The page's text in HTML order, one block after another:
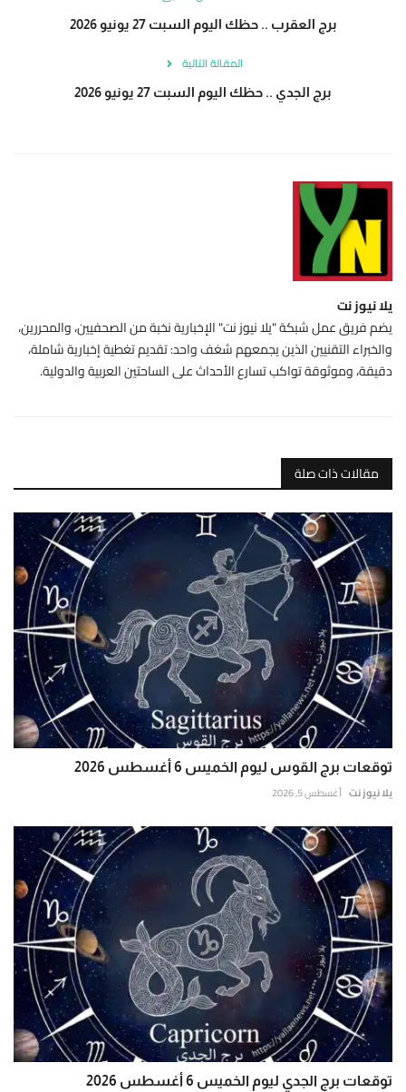
برج العقرب .. حظك اليوم السبت 27 يونيو 2026
المقالة التالية
برج الجدي .. حظك اليوم السبت 27 يونيو 2026
يلا نيوز نت
يضم فريق عمل شبكة "يلا نيوز نت" الإخبارية نخبة من الصحفيين، والمحررين،
والخبراء التقنيين الذين يجمعهم شغف واحد: تقديم تغطية إخبارية شاملة،
دقيقة، وموثوقة تواكب تسارع الأحداث على الساحتين العربية والدولية.
مقالات ذات صلة
توقعات برج القوس ليوم الخميس 6 أغسطس 2026
يلا نيوز نت أغسطس 5, 2026
توقعات برج الجدي ليوم الخميس 6 أغسطس 2026